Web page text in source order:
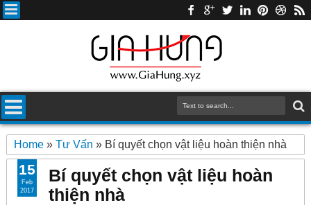
Home» Tư Vấn » Bí quyết chọn vật liệu hoàn thiện nhà
Bí quyết chọn vật liệu hoàn
thiện nhà
15
Feb
2017